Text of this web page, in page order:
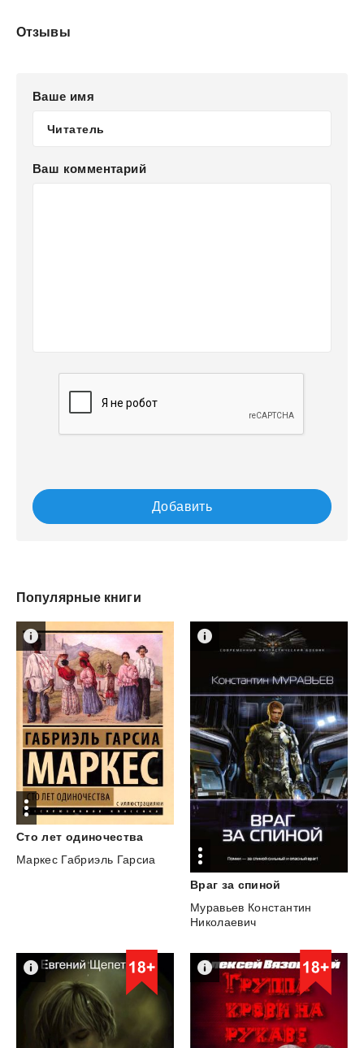
Отзывы
Ваше имя
Ваш комментарий
Добавить
Популярные книги
Сто лет одиночества
Маркес Габриэль Гарсиа
Враг за спиной
Муравьев Константин
Николаевич